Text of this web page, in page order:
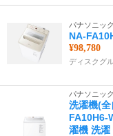
パナソニック
NA-
¥98,780
ディスクグ
パナソニック
洗濯機(
FA10H6-
濯機 洗